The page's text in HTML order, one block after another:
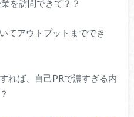
を訪問できて？？
てアウトプットまででき
れば、自己PRで濃すぎる内